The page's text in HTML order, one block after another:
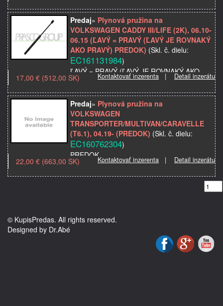
dĺžka = 361,5 mm; zdvih = 121 mm; sila =
540 N
Značka: VOLKSWAGEN
Miesto montáže: predný
Model použitia: TOURAN (1T3), 07.10-0…
Predaj» Plynová pružina na
VOLKSWAGEN CADDY III/LIFE (2K), 06.10-
06.15 (ĽAVÝ = PRAVÝ (ĽAVÝ JE ROVNAKÝ
AKO PRAVÝ) PREDOK) (Skl. č. dielu:
EC161131984)
ĽAVÝ = PRAVÝ (ĽAVÝ JE ROVNAKÝ AKO
PRAVÝ)
dĺžka = 361,5 mm; zdvih = 121 mm; sila =
540 N
Značka: VOLKSWAGEN
Miesto montáže: predný
Model použitia: CADDY III/LIFE (2K), …
Kontaktovať inzerenta | Detail inzerátu
17,00 € (512,00 SK)
Predaj» Plynová pružina na
VOLKSWAGEN
TRANSPORTER/MULTIVAN/CARAVELLE
(T6.1), 04.19- (PREDOK) (Skl. č. dielu:
EC160762304)
PREDOK
dĺžka= 963 mm; zdvih= 400 mm; sila= 900
N
na streche
Kontaktovať inzerenta | Detail inzerátu
22,00 € (663,00 SK)
© KupisPredas. All rights reserved.
Designed by Dr.Abé